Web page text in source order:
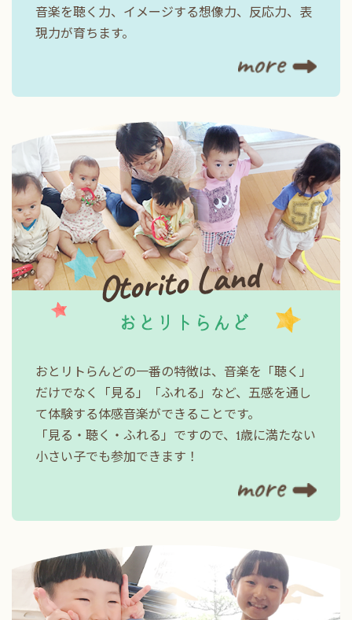
音の森教室では
す。ぜひお気軽にお問い合わせください。
2026.07.01 気持ちを育むレッスン♪
新年度が始まって3か月。
新しい生活にも少しずつ慣れ、お子さまの習い事
について考え始めるご家庭も増える頃ではないで
しょうか。
音の森教室では、一人ひとりの個性や成長のペー
スを大切にしながら、「音楽って楽しい！」
という気持ちを育むレッスンを行っています。
ってみよう」という気持ちを大切にしています。
一つひとつの小さな積み重ねが、大きな自信へと
つながっていきます。
「うちの子に合うかな？」
教室の雰囲気やレッスンの様子を実際に感じてい
ただき、お子さまに合った一歩を一緒に見つけて
いけたら嬉しいです。
音楽を聴く力、イメージする想像力、反応力、表
現力が育ちます。
おとリ
おとリトらんどの一番の特徴は、音楽を「聴く」
だけでなく「見る」「ふれる」など、五感を通し
て体験する体感音楽ができることです。
「見る・聴く・ふれる」ですので、1歳に満たない
小さい子でも参加できます！